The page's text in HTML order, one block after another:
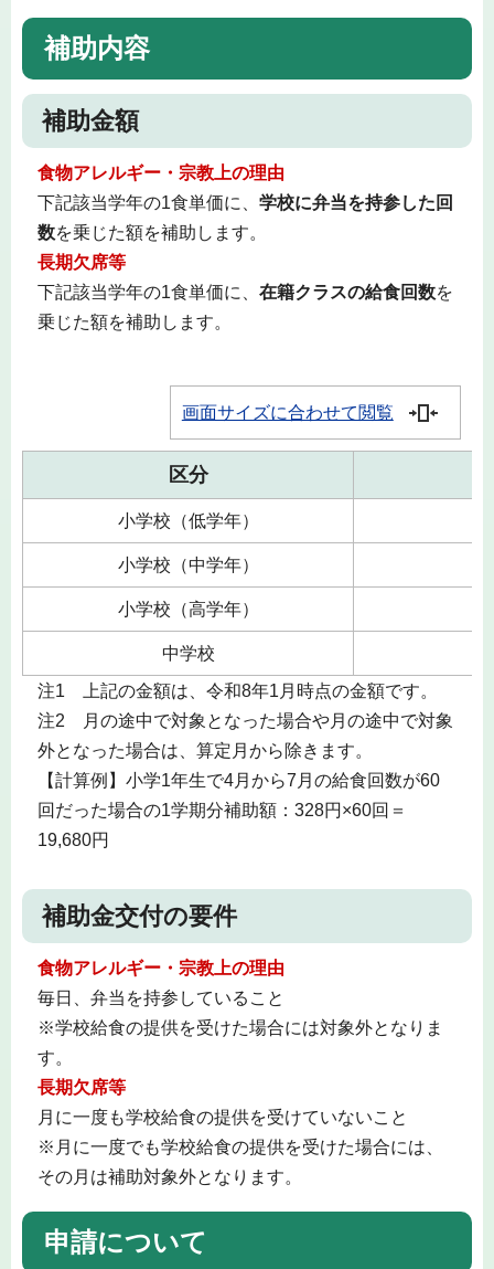
補助内容
補助金額
食物アレルギー・宗教上の理由
下記該当学年の1食単価に、 学校に弁当を持参した回
数を乗じた額を補助します。
長期欠席等
下記該当学年の1食単価に、 在籍クラスの給食回数を
乗じた額を補助します。
画面サイズに合わせて閲覧
区分
小学校（低学年）
小学校（中学年）
小学校（高学年）
中学校
注1 上記の金額は、令和8年1月時点の金額です。
注2 月の途中で対象となった場合や月の途中で対象
外となった場合は、算定月から除きます。
【計算例】小学1年生で4月から7月の給食回数が60
回だった場合の1学期分補助額：328円×60回＝
19,680円
補助金交付の要件
食物アレルギー・宗教上の理由
毎日、弁当を持参していること
※学校給食の提供を受けた場合には対象外となりま
す。
長期欠席等
月に一度も学校給食の提供を受けていないこと
※月に一度でも学校給食の提供を受けた場合には、
その月は補助対象外となります。
申請について